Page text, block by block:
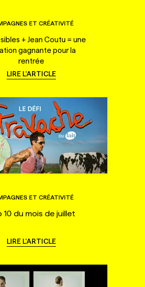
ET CRÉATIVITÉ
+ Jean Coutu = une
gagnante pour la
rentrée
LIRE L'ARTICLE
ET CRÉATIVITÉ
10 du mois de juillet
LIRE L'ARTICLE